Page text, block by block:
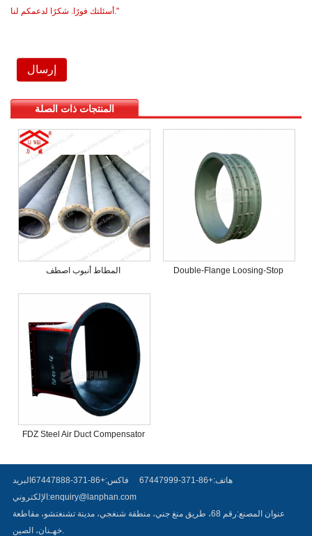
أسئلتك فورًا. شكرًا لدعمكم لنا."
المنتجات ذات الصلة
المطاط أنبوب اصطف
Double-Flange Loosing-Stop
FDZ Steel Air Duct Compensator
هاتف:+86-371-67447999 فاكس:+86-371-67447888
البريد
الإلكتروني:enquiry@lanphan.com
عنوان المصنع:رقم 68، طريق منغ جني، منطقة شنغجي، مدينة تشنغتشو، مقاطعة
خهـنان، الصين.